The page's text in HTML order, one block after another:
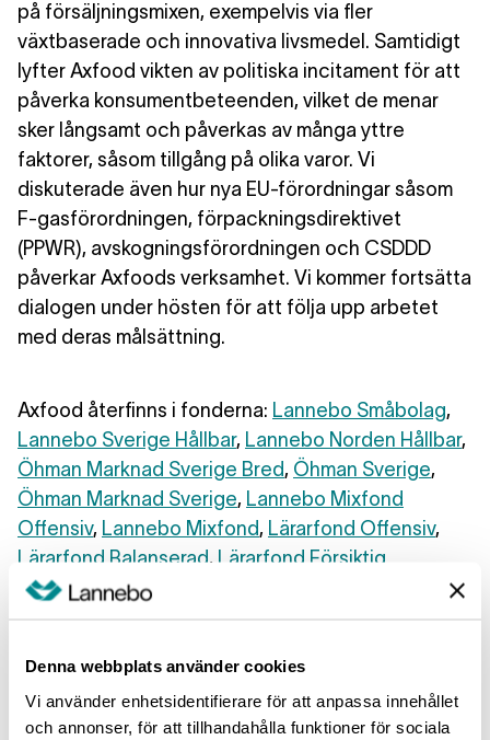
Denna webbplats använder cookies
Vi använder enhetsidentifierare för att anpassa innehållet
och annonser, för att tillhandahålla funktioner för sociala
på försäljningsmixen, exempelvis via fler
växtbaserade och innovativa livsmedel. Samtidigt
lyfter Axfood vikten av politiska incitament för att
påverka konsumentbeteenden, vilket de menar
sker långsamt och påverkas av många yttre
faktorer, såsom tillgång på olika varor. Vi
diskuterade även hur nya EU-förordningar såsom
F-gasförordningen, förpackningsdirektivet
(PPWR), avskogningsförordningen och CSDDD
påverkar Axfoods verksamhet. Vi kommer fortsätta
dialogen under hösten för att följa upp arbetet
med deras målsättning.
Axfood återfinns i fonderna: Lannebo Småbolag,
Lannebo Sverige Hållbar, Lannebo Norden Hållbar,
Öhman Marknad Sverige Bred, Öhman Sverige,
Öhman Marknad Sverige, Lannebo Mixfond
Offensiv, Lannebo Mixfond, Lärarfond Offensiv,
Lärarfond Balanserad, Lärarfond Försiktig
Nordeas ändrade policy
Under månaden meddelade Nordea att banken
ändrat sin policy för utlåning till olje- och